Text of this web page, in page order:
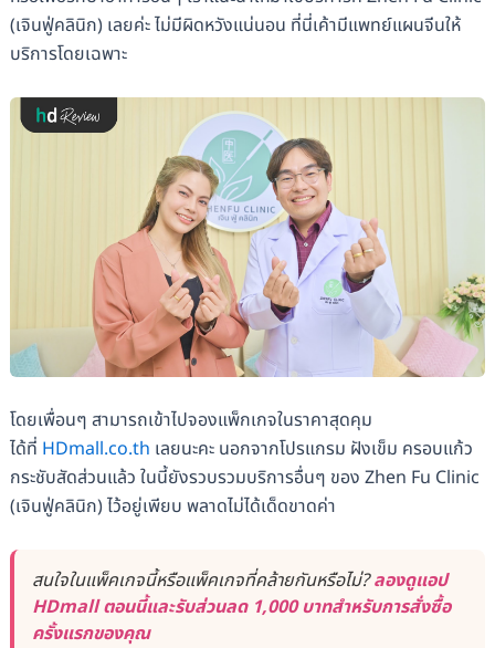
(​​เจินฟู่คลินิก) เลยค่ะ ไม่มีผิดหวังแน่นอน ที่นี่เค้ามีแพทย์แผนจีนให้
บริการโดยเฉพาะ
โดยเพื่อนๆ สามารถเข้าไปจองแพ็กเกจในราคาสุดคุม
ได้ที่ HDmall.co.th เลยนะคะ นอกจากโปรแกรม ฝังเข็ม ครอบแก้ว
กระชับสัดส่วนแล้ว ในนี้ยังรวบรวมบริการอื่นๆ ของ Zhen Fu Clinic
(​​เจินฟู่คลินิก) ไว้อยู่เพียบ พลาดไม่ได้เด็ดขาดค่า
สนใจในแพ็คเกจนี้หรือแพ็คเกจที่คล้ายกันหรือไม่?ลองดูแอป
HDmall ตอนนี้และรับส่วนลด 1,000 บาทสำหรับการสั่งซื้อ
ครั้งแรกของคุณ